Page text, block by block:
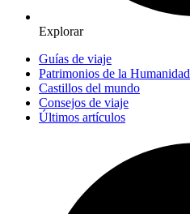
Explorar
Guías de viaje
Patrimonios de la Humanidad
Castillos del mundo
Consejos de viaje
Últimos artículos